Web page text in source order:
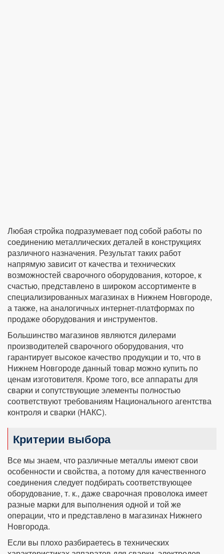
Любая стройка подразумевает под собой работы по
соединению металлических деталей в конструкциях
различного назначения. Результат таких работ
напрямую зависит от качества и технических
возможностей сварочного оборудования, которое, к
счастью, представлено в широком ассортименте в
специализированных магазинах в Нижнем Новгороде,
а также, на аналогичных интернет-платформах по
продаже оборудования и инструментов.
Большинство магазинов являются дилерами
производителей сварочного оборудования, что
гарантирует высокое качество продукции и то, что в
Нижнем Новгороде данный товар можно купить по
ценам изготовителя. Кроме того, все аппараты для
сварки и сопутствующие элементы полностью
соответствуют требованиям Национального агентства
контроля и сварки (НАКС).
Критерии выбора
Все мы знаем, что различные металлы имеют свои
особенности и свойства, а потому для качественного
соединения следует подбирать соответствующее
оборудование, т. к., даже сварочная проволока имеет
разные марки для выполнения одной и той же
операции, что и представлено в магазинах Нижнего
Новгорода.
Если вы плохо разбираетесь в технических